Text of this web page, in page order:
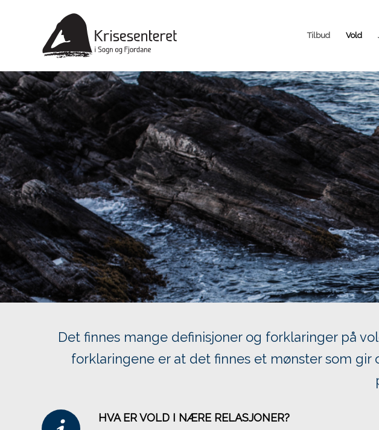
Tilbud Vold
Det finnes mange definisjoner og forklaringer på
forklaringene er at det finnes et mønster som
HVA ER VOLD I NÆRE RELASJONER?